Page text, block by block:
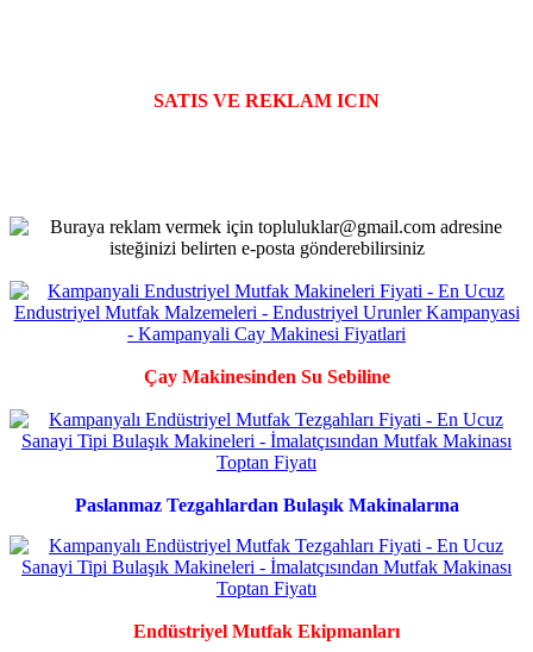
SATIS VE REKLAM ICIN
Çay Makinesinden Su Sebiline
Paslanmaz Tezgahlardan Bulaşık Makinalarına
Endüstriyel Mutfak Ekipmanları